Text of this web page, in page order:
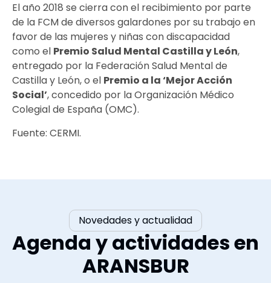
El año 2018 se cierra con el recibimiento por parte
de la FCM de diversos galardones por su trabajo en
favor de las mujeres y niñas con discapacidad
como el Premio Salud Mental Castilla y León,
entregado por la Federación Salud Mental de
Castilla y León, o el Premio a la ‘Mejor Acción
Social’, concedido por la Organización Médico
Colegial de España (OMC).
Fuente: CERMI.
Novedades y actualidad
Agenda y actividades en
ARANSBUR